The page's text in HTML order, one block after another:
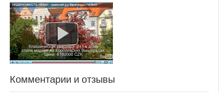
Комментарии и отзывы